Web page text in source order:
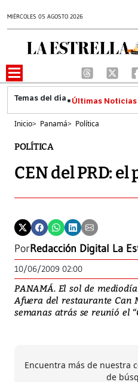
MIÉRCOLES 05 AGOSTO 2026
Últimas Noticias
Inicio> Panamá> Política
POLÍTICA
CEN del PRD:
PorRedacción Digital La
10/06/2009 02:00
PANAMÁ. El sol de
Afuera del restaurante Can
semanas atrás se reunió el
Encuentra más de nuestra
de